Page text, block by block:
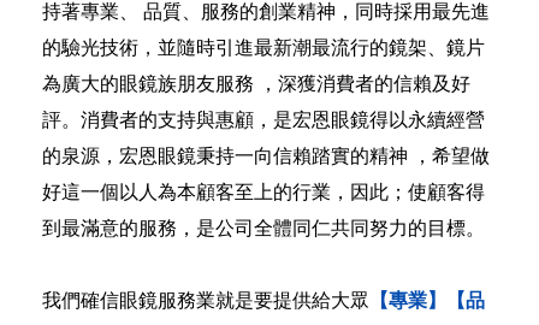
持著專業、 品質、服務的創業精神，同時採用最先進
的驗光技術，並隨時引進最新潮最流行的鏡架、鏡片
為廣大的眼鏡族朋友服務 ，深獲消費者的信賴及好
評。消費者的支持與惠顧，是宏恩眼鏡得以永續經營
的泉源，宏恩眼鏡秉持一向信賴踏實的精神 ，希望做
好這一個以人為本顧客至上的行業，因此；使顧客得
到最滿意的服務，是公司全體同仁共同努力的目標。
我們確信眼鏡服務業就是要提供給大眾
【專業】【品